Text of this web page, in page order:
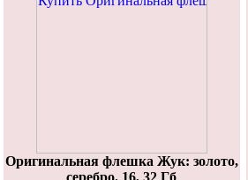
Оригинальная флешка Жук: золото,
серебро. 16, 32 Гб